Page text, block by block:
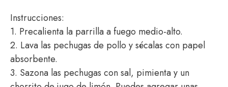
Instrucciones:
1. Precalienta la parrilla a fuego medio-alto.
2. Lava las pechugas de pollo y sécalas con papel
absorbente.
3. Sazona las pechugas con sal, pimienta y un